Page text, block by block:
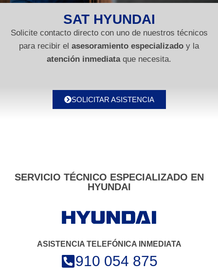
SAT HYUNDAI
Solicite contacto directo con uno de nuestros técnicos
para recibir el asesoramiento especializado y la
atención inmediataque necesita.
SOLICITAR ASISTENCIA
SERVICIO TÉCNICO ESPECIALIZADO EN
HYUNDAI
ASISTENCIA TELEFÓNICA INMEDIATA
910 054 875